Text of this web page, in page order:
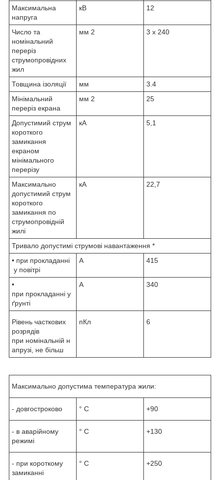
Максимальна
напруга
кВ 12
Число та
номінальний
переріз
струмопровідних
жил
мм 2 3 x 240
Товщина ізоляції мм
3.4
Мінімальний
переріз екрана
мм 2 25
Допустимий струм
короткого
замикання
екраном
мінімального
перерізу
кА 5,1
Максимально
допустимий струм
короткого
замикання по
струмопровідній
жилі
кА 22,7
Тривало допустимі струмові навантаження *
• при прокладанні
у повітрі
А 415
•
при прокладанні у
ґрунті
А 340
Рівень часткових
розрядів
при номінальній н
апрузі, не більш
пКл 6
Максимально допустима температура жили:
- довгостроково ° С +90
- в аварійному
режимі
° С +130
- при короткому
замиканні
° С +250